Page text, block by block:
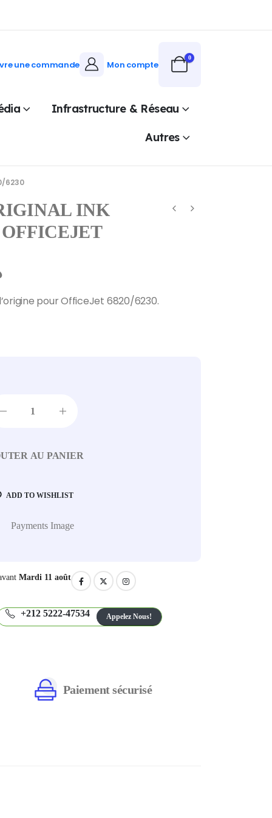
une commande Mon compte
0
Infrastructure & Réseau
Autres
6230
INK
pour OfficeJet 6820/6230.
AU PANIER
ADD TO WISHLIST
Mardi 11 août
+212 5222-47534 Appelez Nous!
Paiement sécurisé